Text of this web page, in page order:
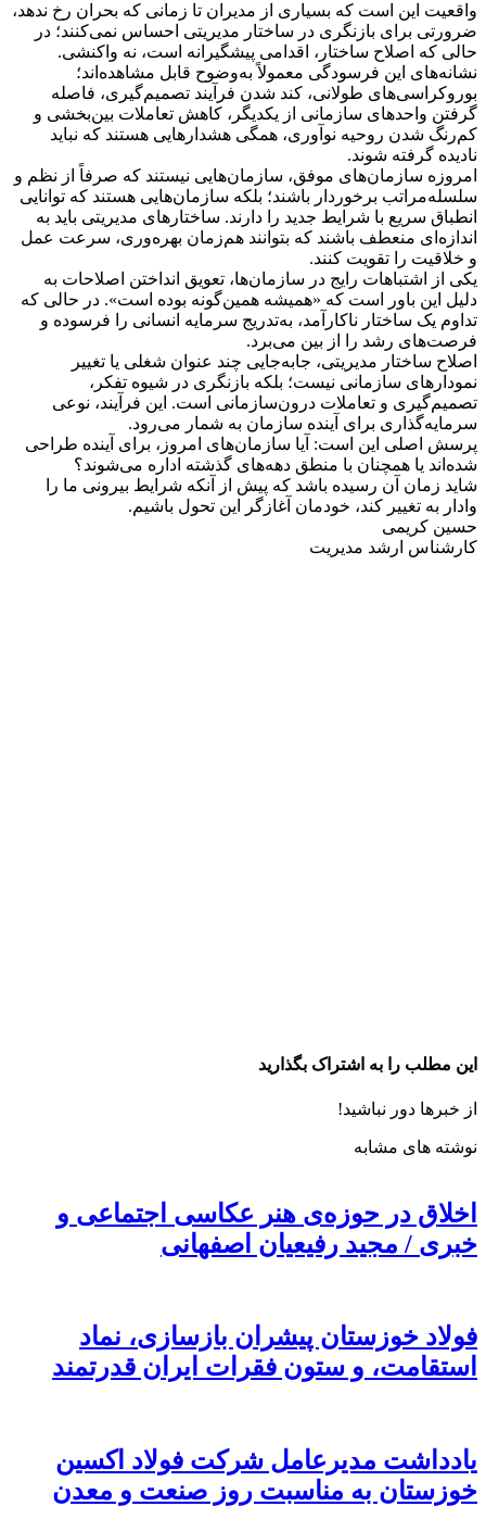
واقعیت این است که بسیاری از مدیران تا زمانی که بحران رخ ندهد،
ضرورتی برای بازنگری در ساختار مدیریتی احساس نمی‌کنند؛ در
حالی که اصلاح ساختار، اقدامی پیشگیرانه است، نه واکنشی.
نشانه‌های این فرسودگی معمولاً به‌وضوح قابل مشاهده‌اند؛
بوروکراسی‌های طولانی، کند شدن فرآیند تصمیم‌گیری، فاصله
گرفتن واحدهای سازمانی از یکدیگر، کاهش تعاملات بین‌بخشی و
کم‌رنگ شدن روحیه نوآوری، همگی هشدارهایی هستند که نباید
نادیده گرفته شوند.
امروزه سازمان‌های موفق، سازمان‌هایی نیستند که صرفاً از نظم و
سلسله‌مراتب برخوردار باشند؛ بلکه سازمان‌هایی هستند که توانایی
انطباق سریع با شرایط جدید را دارند. ساختارهای مدیریتی باید به
اندازه‌ای منعطف باشند که بتوانند هم‌زمان بهره‌وری، سرعت عمل
و خلاقیت را تقویت کنند.
یکی از اشتباهات رایج در سازمان‌ها، تعویق انداختن اصلاحات به
دلیل این باور است که «همیشه همین‌گونه بوده است». در حالی که
تداوم یک ساختار ناکارآمد، به‌تدریج سرمایه انسانی را فرسوده و
فرصت‌های رشد را از بین می‌برد.
اصلاح ساختار مدیریتی، جابه‌جایی چند عنوان شغلی یا تغییر
نمودارهای سازمانی نیست؛ بلکه بازنگری در شیوه تفکر،
تصمیم‌گیری و تعاملات درون‌سازمانی است. این فرآیند، نوعی
سرمایه‌گذاری برای آینده سازمان به شمار می‌رود.
پرسش اصلی این است: آیا سازمان‌های امروز، برای آینده طراحی
شده‌اند یا همچنان با منطق دهه‌های گذشته اداره می‌شوند؟
شاید زمان آن رسیده باشد که پیش از آنکه شرایط بیرونی ما را
وادار به تغییر کند، خودمان آغازگر این تحول باشیم.
حسین کریمی
کارشناس ارشد مدیریت
این مطلب را به اشتراک بگذارید
از خبرها دور نباشید!
نوشته های مشابه
اخلاق در حوزه‌ی هنر عکاسی اجتماعی و
خبری / مجید رفیعیان اصفهانی
فولاد خوزستان پیشران بازسازی، نماد
استقامت، و ستون فقرات ایران قدرتمند
یادداشت مدیرعامل شرکت فولاد اکسین
خوزستان به مناسبت روز صنعت و معدن